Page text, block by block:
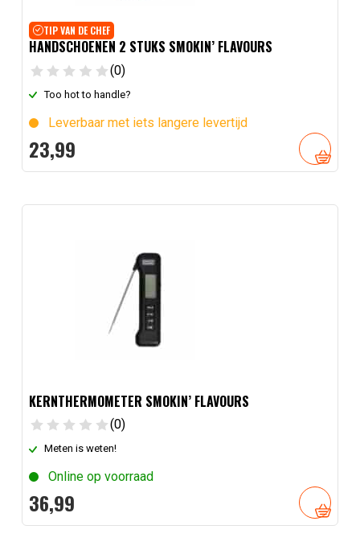
TIP VAN DE CHEF
HANDSCHOENEN 2 STUKS SMOKIN’ FLAVOURS
(0)
Too hot to handle?
Leverbaar met iets langere levertijd
23,99
KERNTHERMOMETER SMOKIN’ FLAVOURS
(0)
Meten is weten!
Online op voorraad
36,99